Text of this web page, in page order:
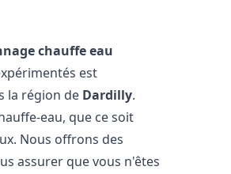
chauffe eau
est
la région de Dardilly.
eau, que ce soit
Nous offrons des
assurer que vous n'êtes